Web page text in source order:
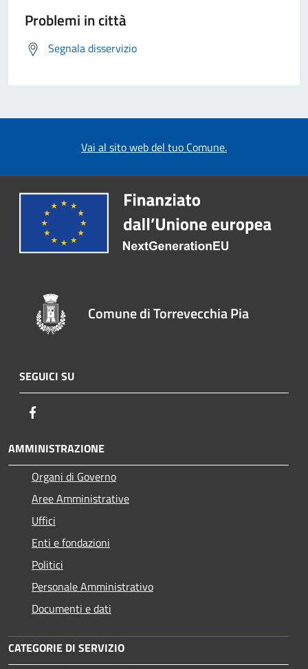
Problemi in città
Segnala disservizio
Vai al sito web del tuo Comune.
Comune di Torrevecchia Pia
SEGUICI SU
AMMINISTRAZIONE
Organi di Governo
Aree Amministrative
Uffici
Enti e fondazioni
Politici
Personale Amministrativo
Documenti e dati
CATEGORIE DI SERVIZIO